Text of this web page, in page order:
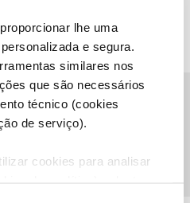
lhe uma
e segura.
similares nos
que são necessários
técnico (cookies
de serviço).
cookies para analisar
de julho